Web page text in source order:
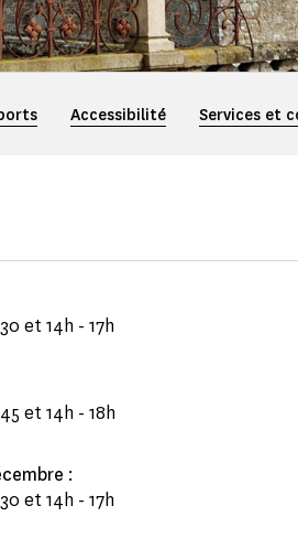
Accessibilité Services et
et 14h - 17h
et 14h - 18h
:
et 14h - 17h